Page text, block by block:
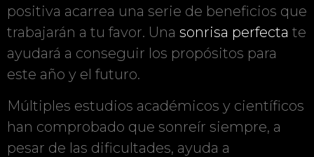
positiva acarrea una serie de beneficios que
trabajarán a tu favor. Una sonrisa perfecta te
ayudará a conseguir los propósitos para
este año y el futuro.
Múltiples estudios académicos y científicos
han comprobado que sonreír siempre, a
pesar de las dificultades, ayuda a